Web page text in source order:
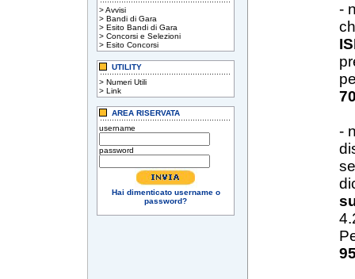
>Avvisi
> Bandi di Gara
> Esito Bandi di Gara
> Concorsi e Selezioni
> Esito Concorsi
UTILITY
> Numeri Utili
> Link
AREA RISERVATA
username
password
Hai dimenticato username o
password?
-
-